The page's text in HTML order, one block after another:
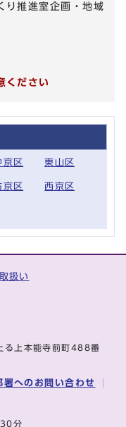
り推進室企画・地域
ください
京区 東山区
京区 西京区
扱い
上本能寺前町488番
署へのお問い合わせ
30分